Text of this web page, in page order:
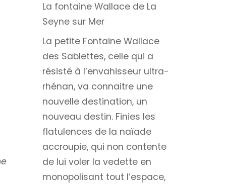
La fontaine Wallace de La
Seyne sur Mer
La petite Fontaine Wallace
des Sablettes, celle qui a
résisté à l’envahisseur ultra-
rhénan, va connaitre une
nouvelle destination, un
nouveau destin. Finies les
flatulences de la naïade
accroupie, qui non contente
de lui voler la vedette en
monopolisant tout l’espace,